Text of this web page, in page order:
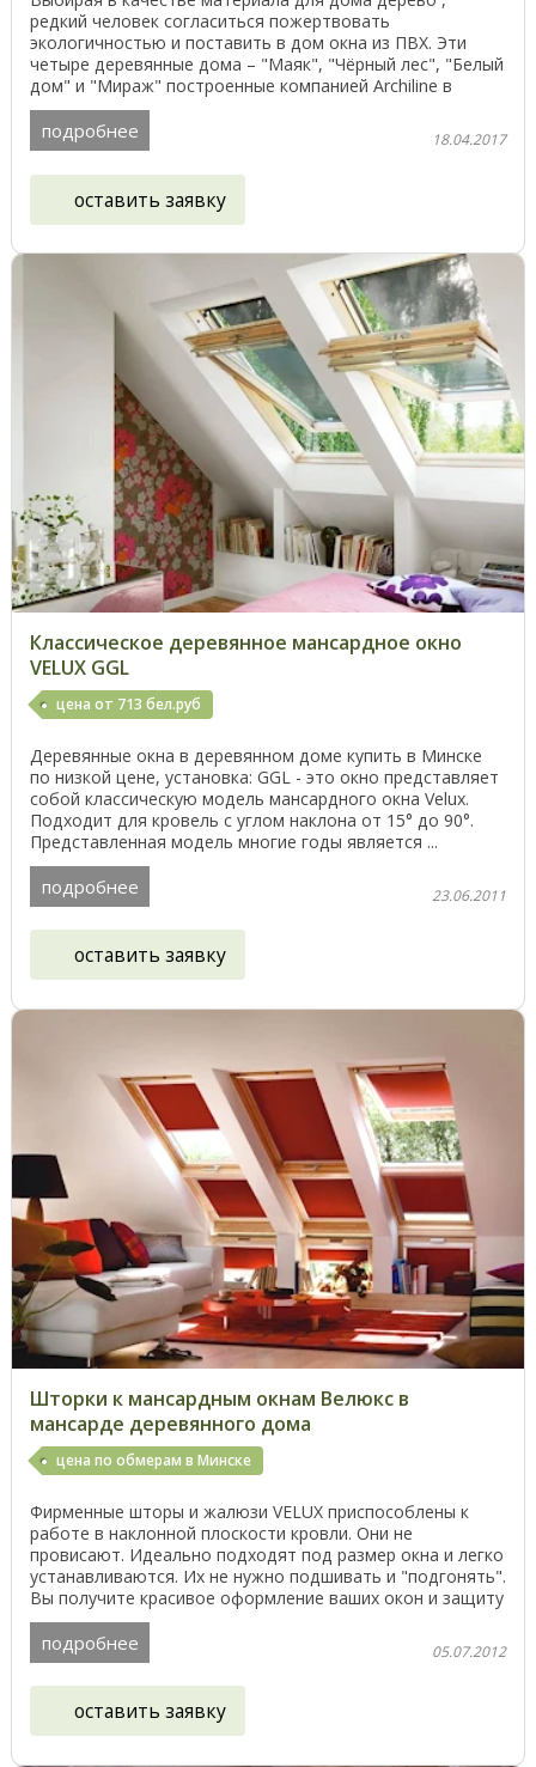
редкий человек согласиться пожертвовать
экологичностью и поставить в дом окна из ПВХ. Эти
четыре деревянные дома – "Маяк", "Чёрный лес", "Белый
дом" и "Мираж" построенные компанией Archiline в
Беларуси, ...
подробнее 18.04.2017
оставить заявку
Классическое деревянноe мансардное окно
VELUX GGL
цена от 713 бел.руб
Деревянные окна в деревянном доме купить в Минске
по низкой цене, установка: GGL - это окно представляет
собой классическую модель мансардного окна Velux.
Подходит для кровель с углом наклона от 15° до 90°.
Представленная модель многие годы является ...
подробнее 23.06.2011
оставить заявку
Шторки к мансардным окнам Велюкс в
мансарде деревянного дома
цена по обмерам в Минске
Фирменные шторы и жалюзи VELUX приспособлены к
работе в наклонной плоскости кровли. Они не
провисают. Идеально подходят под размер окна и легко
устанавливаются. Их не нужно подшивать и "подгонять".
Вы получите красивое оформление ваших окон и защиту
...
подробнее 05.07.2012
оставить заявку